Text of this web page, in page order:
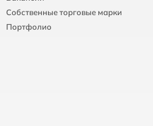
Собственные торговые марки
Портфолио